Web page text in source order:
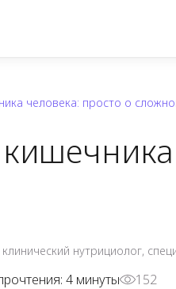
человека: просто о
нутрициолог,
4 минуты 152